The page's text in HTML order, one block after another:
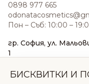
0898 977 665
Пон – Съб: 10:00 –
гр. София, ул.
1
БИСКВИТКИ И